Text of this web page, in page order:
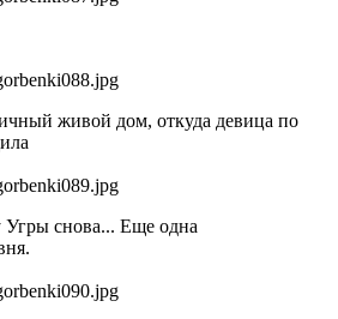
живой дом, откуда девица по
Угры снова... Еще одна